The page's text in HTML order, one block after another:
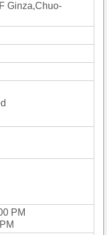
Ginza,Chuo-
PM